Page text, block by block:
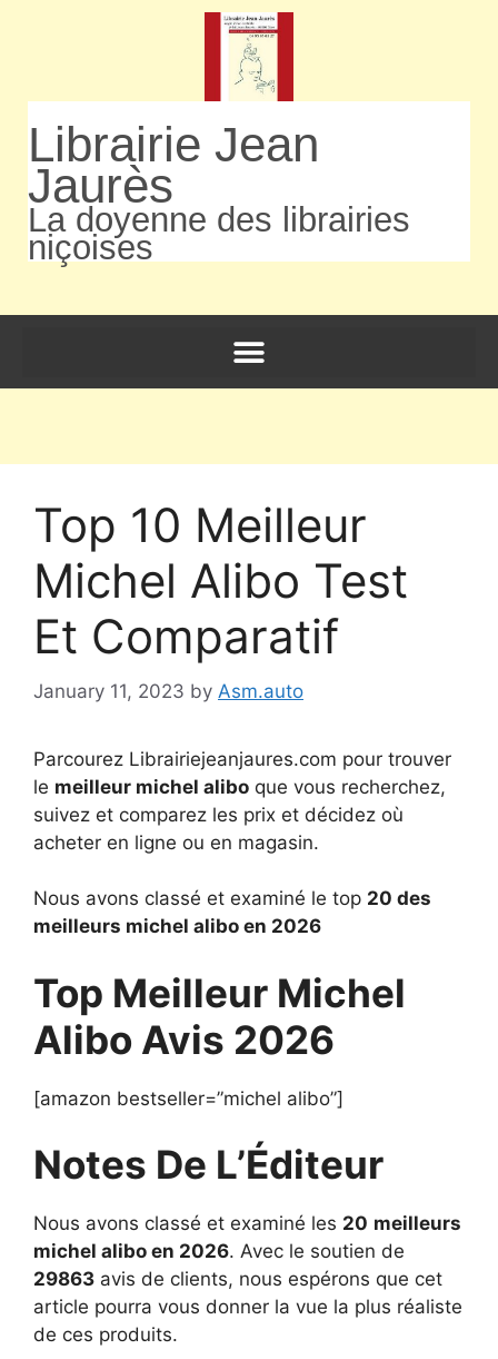
Librairie Jean
Jaurès
La doyenne des librairies
niçoises
Top 10 Meilleur
Michel Alibo Test
Et Comparatif
January 11, 2023 by Asm.auto
Parcourez Librairiejeanjaures.com pour trouver
le meilleur michel alibo que vous recherchez,
suivez et comparez les prix et décidez où
acheter en ligne ou en magasin.
Nous avons classé et examiné le top 20 des
meilleurs michel alibo en 2026
Top Meilleur Michel
Alibo Avis 2026
[amazon bestseller=”michel alibo”]
Notes De L’Éditeur
Nous avons classé et examiné les 20 meilleurs
michel alibo en 2026. Avec le soutien de
29863 avis de clients, nous espérons que cet
article pourra vous donner la vue la plus réaliste
de ces produits.